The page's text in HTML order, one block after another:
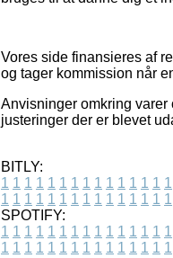
Vores side finansieres af
og tager kommission når
Anvisninger omkring varer
justeringer der er blevet
BITLY:
1 1 1 1 1 1 1 1 1 1 1 1 1 1 1
1 1 1 1 1 1 1 1 1 1 1 1 1 1 1
SPOTIFY:
1 1 1 1 1 1 1 1 1 1 1 1 1 1 1
1 1 1 1 1 1 1 1 1 1 1 1 1 1 1